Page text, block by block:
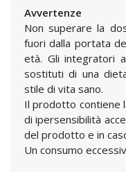
Avvertenze
Non superare la
fuori dalla portata
età. Gli integratori
sostituti di una
stile di vita sano.
Il prodotto contiene
di ipersensibilità
del prodotto e in
Un consumo